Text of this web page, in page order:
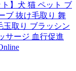
】犬 猫 ペット ブ
ブ 抜け毛取り 舞
玉取り ブラッシン
サージ 血行促進